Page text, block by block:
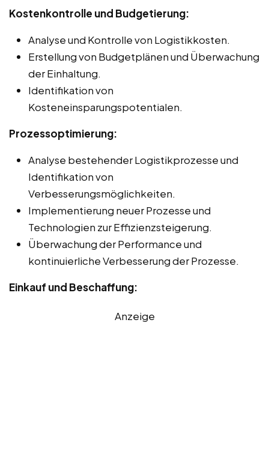
Kostenkontrolle und Budgetierung:
Analyse und Kontrolle von Logistikkosten.
Erstellung von Budgetplänen und Überwachung
der Einhaltung.
Identifikation von
Kosteneinsparungspotentialen.
Prozessoptimierung:
Analyse bestehender Logistikprozesse und
Identifikation von
Verbesserungsmöglichkeiten.
Implementierung neuer Prozesse und
Technologien zur Effizienzsteigerung.
Überwachung der Performance und
kontinuierliche Verbesserung der Prozesse.
Einkauf und Beschaffung:
Anzeige